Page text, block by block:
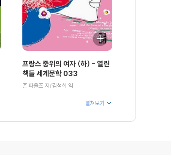
프랑스 중위의 여자 (하) - 열린
책들 세계문학 033
존 파울즈 저/김석희 역
펼쳐보기